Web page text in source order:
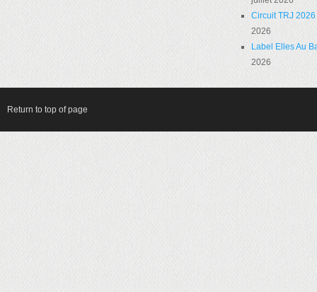
Circuit TRJ
2026
Label Elles Au
2026
Return to top of page